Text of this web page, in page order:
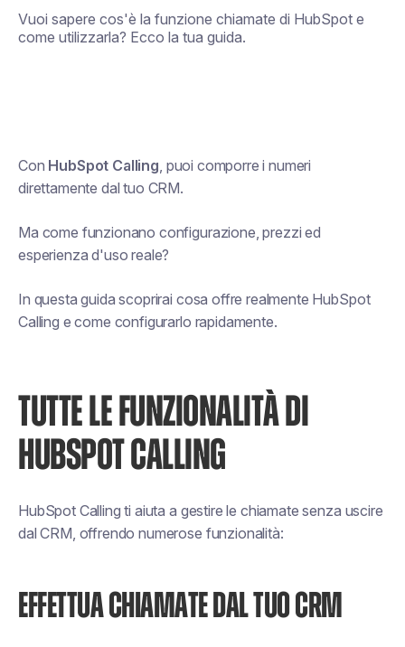
Vuoi sapere cos'è la funzione chiamate di HubSpot e
come utilizzarla? Ecco la tua guida.
Con HubSpot Calling, puoi comporre i numeri
direttamente dal tuo CRM.
Ma come funzionano configurazione, prezzi ed
esperienza d'uso reale?
In questa guida scoprirai cosa offre realmente HubSpot
Calling e come configurarlo rapidamente.
TUTTE LE FUNZIONALITÀ DI
HUBSPOT CALLING
HubSpot Calling ti aiuta a gestire le chiamate senza uscire
dal CRM, offrendo numerose funzionalità:
EFFETTUA CHIAMATE DAL TUO CRM